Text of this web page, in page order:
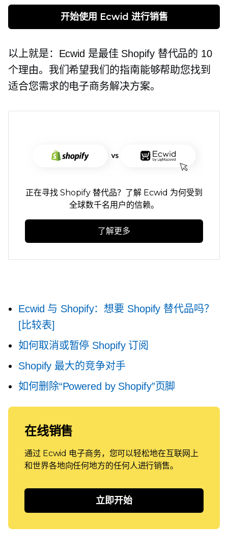
开始使用 Ecwid 进行销售
以上就是：Ecwid 是最佳 Shopify 替代品的 10
个理由。我们希望我们的指南能够帮助您找到
适合您需求的电子商务解决方案。
正在寻找 Shopify 替代品？了解 Ecwid 为何受到
全球数千名用户的信赖。
了解更多
Ecwid 与 Shopify：想要 Shopify 替代品吗？
[比较表]
如何取消或暂停 Shopify 订阅
Shopify 最大的竞争对手
如何删除“Powered by Shopify”页脚
在线销售
通过 Ecwid 电子商务，您可以轻松地在互联网上
和世界各地向任何地方的任何人进行销售。
立即开始